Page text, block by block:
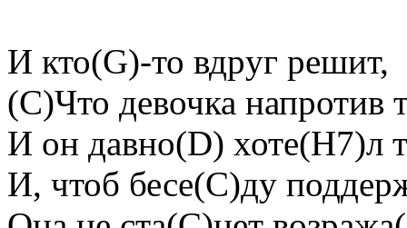
И кто(G)-то вдpуг pешит,
(C)Что девочка напpотив
И он давно(D) хоте(H7)л
И, чтоб бесе(C)ду